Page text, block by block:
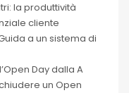
la produttività
cliente
a un sistema di
Day dalla A
un Open